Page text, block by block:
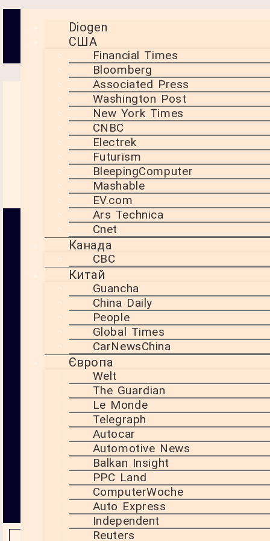
Diogen
США
Financial Times
Bloomberg
Associated Press
Washington Post
New York Times
CNBC
Electrek
Futurism
BleepingComputer
Mashable
EV.com
Ars Technica
Cnet
Канада
CBC
Китай
Guancha
China Daily
People
Global Times
CarNewsChina
Європа
Welt
The Guardian
Le Monde
Telegraph
Autocar
Automotive News
Balkan Insight
PPC Land
ComputerWoche
Auto Express
Independent
Reuters
Новини світових ЗМІ з
аналітикою від Діогена
Гаяна на
роздоріжжі:
вибори, нафта
боку Венесуели
кордоні з
ще одним
уряд за
недостатнє
забезпечення армії
та флоту,
човни й технології.
1 Вересня, 2025
20:16
Гаянна